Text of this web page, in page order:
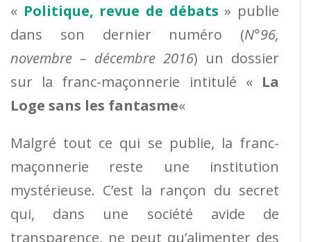
« Politique, revue de débats » publie
dans son dernier numéro (N°96,
novembre – décembre 2016) un dossier
sur la franc-maçonnerie intitulé « La
Loge sans les fantasme«
Malgré tout ce qui se publie, la franc-
maçonnerie reste une institution
mystérieuse. C’est la rançon du secret
qui, dans une société avide de
transparence, ne peut qu’alimenter des